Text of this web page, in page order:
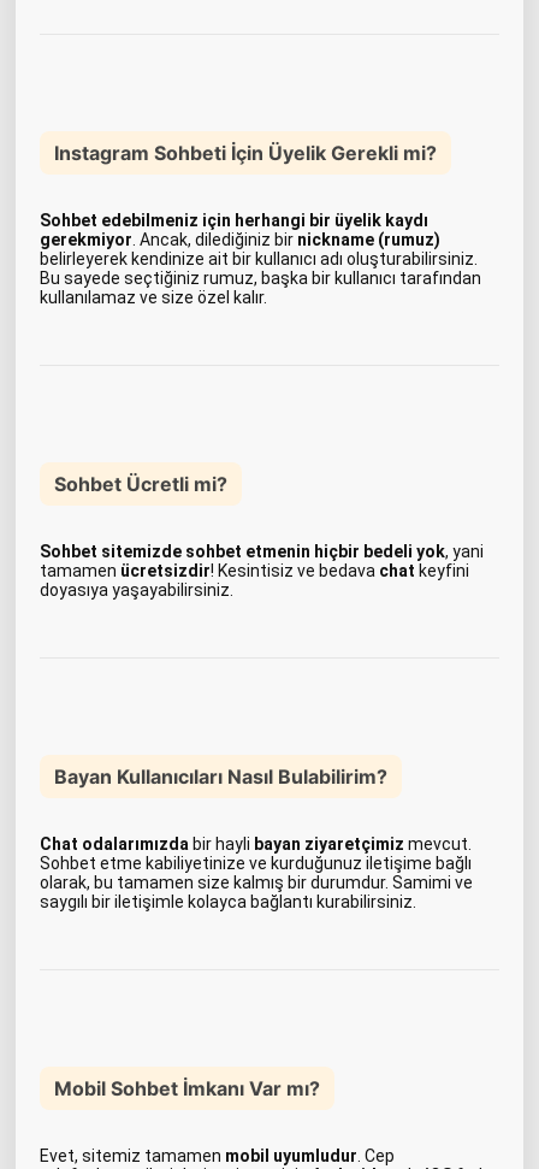
Instagram Sohbeti İçin Üyelik Gerekli mi?
Sohbet edebilmeniz için herhangi bir üyelik kaydı
gerekmiyor . Ancak, dilediğiniz bir nickname (rumuz)
belirleyerek kendinize ait bir kullanıcı adı oluşturabilirsiniz.
Bu sayede seçtiğiniz rumuz, başka bir kullanıcı tarafından
kullanılamaz ve size özel kalır.
Sohbet Ücretli mi?
Sohbet sitemizde sohbet etmenin hiçbir bedeli yok, yani
tamamen ücretsizdir! Kesintisiz ve bedava chat keyfini
doyasıya yaşayabilirsiniz.
Bayan Kullanıcıları Nasıl Bulabilirim?
Chat odalarımızda bir hayli bayan ziyaretçimiz mevcut.
Sohbet etme kabiliyetinize ve kurduğunuz iletişime bağlı
olarak, bu tamamen size kalmış bir durumdur. Samimi ve
saygılı bir iletişimle kolayca bağlantı kurabilirsiniz.
Mobil Sohbet İmkanı Var mı?
Evet, sitemiz tamamen mobil uyumludur . Cep